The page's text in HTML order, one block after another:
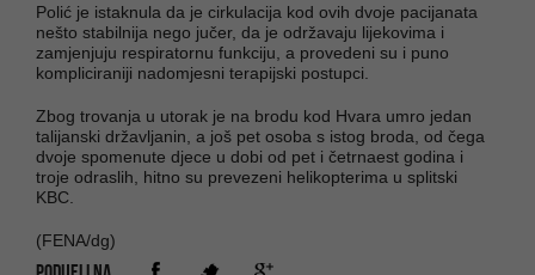
Polić je istaknula da je cirkulacija kod ovih dvoje pacijanata
nešto stabilnija nego jučer, da je održavaju lijekovima i
zamjenjuju respiratornu funkciju, a provedeni su i puno
kompliciraniji nadomjesni terapijski postupci.
Zbog trovanja u utorak je na brodu kod Hvara umro jedan
talijanski državljanin, a još pet osoba s istog broda, od čega
dvoje spomenute djece u dobi od pet i četrnaest godina i
troje odraslih, hitno su prevezeni helikopterima u splitski
KBC.
(FENA/dg)